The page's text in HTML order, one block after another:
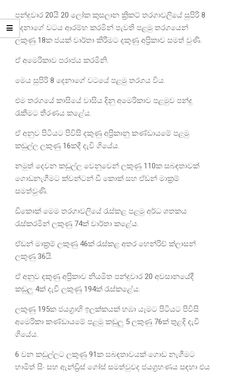
පන්දුවාර 20යි 20 ලෝක කුසලාන ක්‍රිකට් තරගාවලියේ සුපිරි 8
දෙනාගේ වටය ආරම්භ කරමින් පැවති පළමු තරගයෙන්
ලකුණු 18ක ජයක් වාර්තා කිරීමට දකුණු අප්‍රිකාව සමත් වුණි.
ඒ අමෙරිකාව පරාජය කරමිනි.
මෙය සුපිරි 8 දෙනාගේ වටයේ පළමු තරගය විය.
එම තරගයේ කාසියේ වාසිය දිනු අමෙරිකාව පළමුව පන්දු
රැකීමට තීරණය කළේය.
ඒ අනුව පිටියට පිවිසි දකුණු අප්‍රිකානු කණ්ඩායමේ පළමු
කඩුල්ල ලකුණු 16කදී දැවි ගියේය.
නමුත් දෙවන කඩුල්ල වෙනුවෙන් ලකුණු 110ක සබඳතාවක්
ගොඩනැගීමට ක්වන්ටන් ඩී කොක් සහ ඒඩන් මාක්‍රම්
සමත්වුණි.
ඩිකොක් මෙම තරගාවලියේ රැස්කළ පළමු අර්ධ ශතකය
රැස්කරමින් ලකුණු 74ක් වාර්තා කළේය.
ඒඩන් මාක්‍රම් ලකුණු 46ක් රැස්කළ අතර හෙන්රිච් ක්ලාසන්
ලකුණු 36යි.
ඒ අනුව දකුණු අප්‍රිකාව නියමිත පන්දුවාර 20 අවසානයේදී
කඩුලු 4ක් දැවී ලකුණු 194ක් රැස්කළේය.
ලකුණු 195ක ජයග්‍රාහි ඉලක්කයක් හඹා යෑමට පිටියට පිවිසි
අමෙරිකා කණ්ඩායමේ පළමු කඩුලු 5 ලකුණු 76ක් තුළදි දැවී
ගියේය.
6 වන කඩුල්ලට ලකුණු 91ක සබඳතාවයක් ගොඩ නැගීමට
හාමිත් සිං සහ ඇන්ඩ්‍රිස් ගෝස් සමත්වුවද ජයග්‍රහණය සඳහා එය